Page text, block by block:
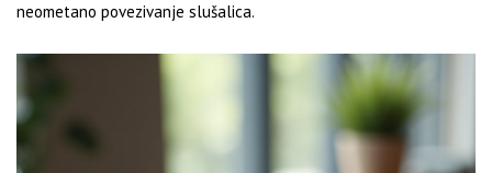
neometano povezivanje slušalica.